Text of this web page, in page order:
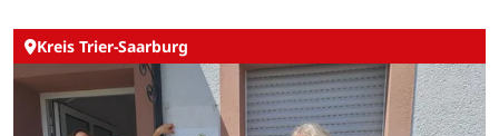
Kreis Trier-Saarburg